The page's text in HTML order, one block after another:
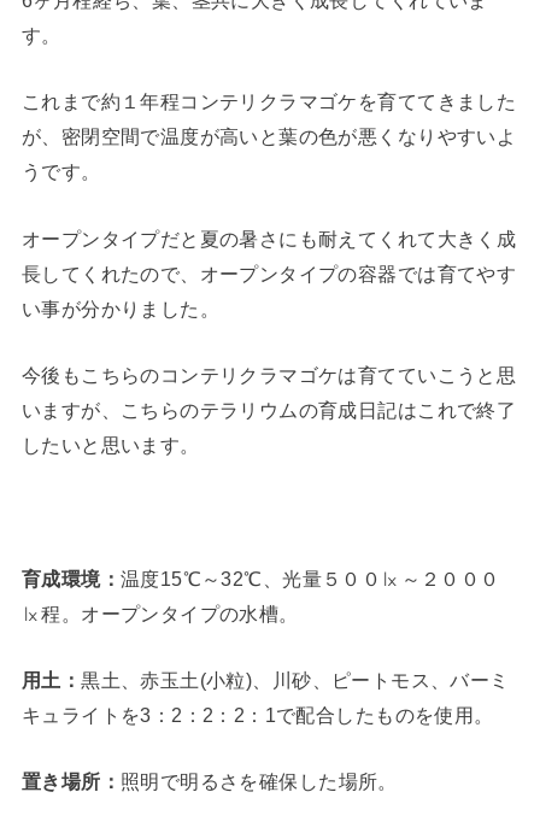
す。
これまで約１年程コンテリクラマゴケを育ててきました
が、密閉空間で温度が高いと葉の色が悪くなりやすいよ
うです。
オープンタイプだと夏の暑さにも耐えてくれて大きく成
長してくれたので、オープンタイプの容器では育てやす
い事が分かりました。
今後もこちらのコンテリクラマゴケは育てていこうと思
いますが、こちらのテラリウムの育成日記はこれで終了
したいと思います。
育成環境： 温度15℃～32℃、光量５００㏓～２０００
㏓程。オープンタイプの水槽。
用土：黒土、赤玉土(小粒)、川砂、ピートモス、バーミ
キュライトを3：2：2：2：1で配合したものを使用。
置き場所： 照明で明るさを確保した場所。